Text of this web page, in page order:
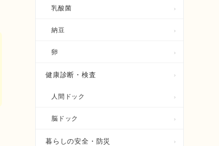
乳酸菌
納豆
卵
健康診断・検査
人間ドック
脳ドック
暮らしの安全・防災